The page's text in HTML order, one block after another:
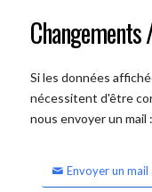
Si les données
nécessitent d'être
nous envoyer un mail :
Envoyer un